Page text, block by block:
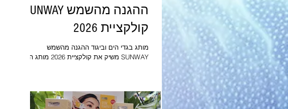
ההגנה מהשמש SUNWAY
קולקציית 2026
מותג בגדי הים וביגוד ההגנה מהשמש
SUNWAY משיק את קולקציית 2026 מותג הים
שחיפשה להם פתרון נגד קרינת השמש.. כיום
ענת סבתא לנכד קטן .